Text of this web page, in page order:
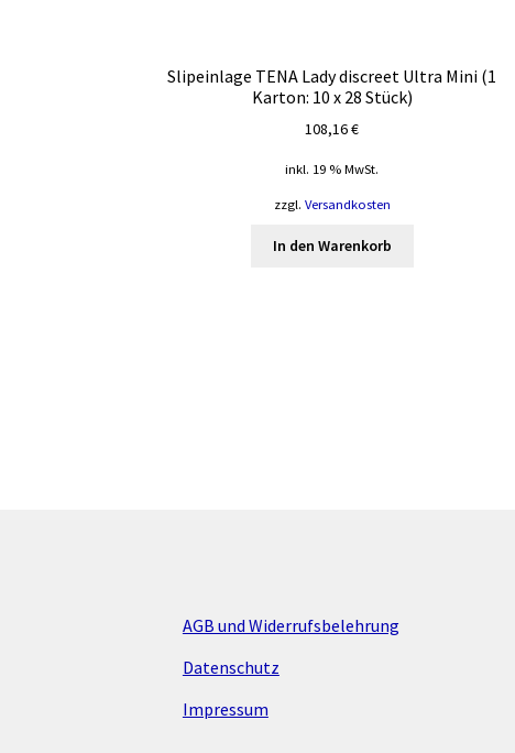
Slipeinlage TENA Lady discreet Ultra Mini (1
Karton: 10 x 28 Stück)
108,16€
inkl. 19 % MwSt.
zzgl. Versandkosten
In den Warenkorb
AGB und Widerrufsbelehrung
Datenschutz
Impressum